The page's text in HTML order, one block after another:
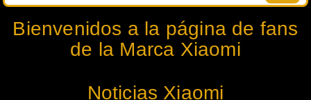
Bienvenidos a la página de fans
de la Marca Xiaomi
Noticias Xiaomi